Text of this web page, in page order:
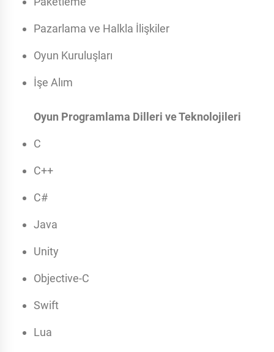
Pazarlama ve Halkla İlişkiler
Oyun Kuruluşları
İşe Alım
Oyun Programlama Dilleri ve Teknolojileri
C
C++
C#
Java
Unity
Objective-C
Swift
Lua